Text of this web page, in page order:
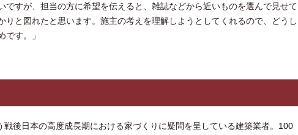
ですが、担当の方に希望を伝えると、雑誌などから近いものを選んで見せて
りと図れたと思います。施主の考えを理解しようとしてくれるので、どうし
す。」
後日本の高度成長期における家づくりに疑問を呈している建築業者。100